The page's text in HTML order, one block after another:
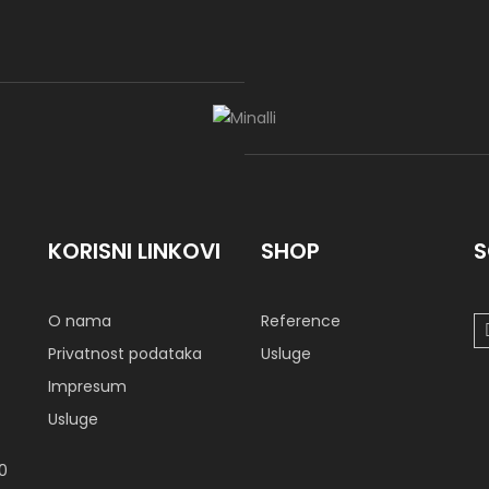
KORISNI LINKOVI
O nama
Privatnost podataka
Impresum
Usluge
SHOP
Reference
Usluge